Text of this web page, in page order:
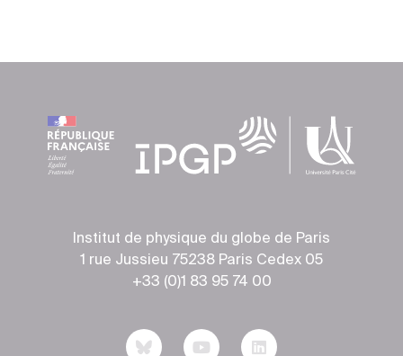
Institut de physique du globe de Paris
1 rue Jussieu 75238 Paris Cedex 05
+33 (0)1 83 95 74 00